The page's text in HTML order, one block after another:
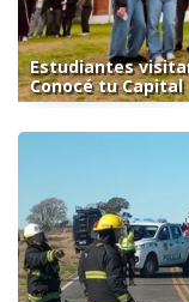
Estudiantes
Conocé tu Capital